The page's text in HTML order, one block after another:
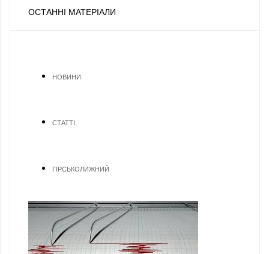
ОСТАННІ МАТЕРІАЛИ
НОВИНИ
СТАТТІ
ГІРСЬКОЛИЖНИЙ